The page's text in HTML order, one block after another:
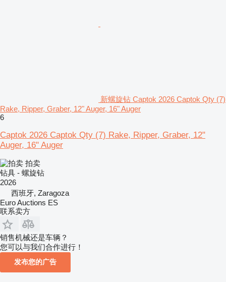
新螺旋钻 Captok 2026 Captok Qty (7)
Rake, Ripper, Graber, 12" Auger, 16" Auger
6
Captok 2026 Captok Qty (7) Rake, Ripper, Graber, 12"
Auger, 16" Auger
拍卖
钻具 - 螺旋钻
2026
西班牙, Zaragoza
Euro Auctions ES
联系卖方
销售机械还是车辆？
您可以与我们合作进行！
发布您的广告